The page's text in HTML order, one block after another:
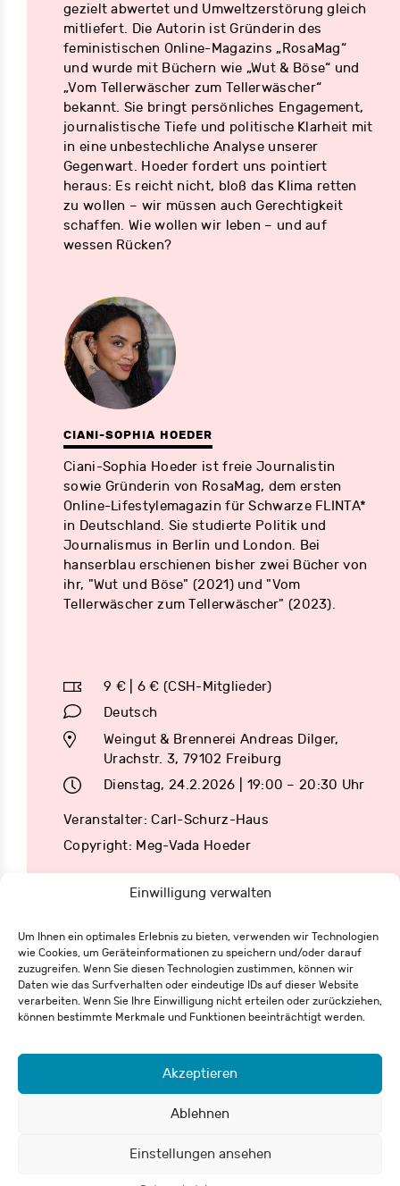
Einwilligung verwalten
Um Ihnen ein optimales Erlebnis zu bieten, verwenden wir Technologien
wie Cookies, um Geräteinformationen zu speichern und/oder darauf
zuzugreifen. Wenn Sie diesen Technologien zustimmen, können wir
Daten wie das Surfverhalten oder eindeutige IDs auf dieser Website
verarbeiten. Wenn Sie Ihre Einwilligung nicht erteilen oder zurückziehen,
können bestimmte Merkmale und Funktionen beeinträchtigt werden.
Akzeptieren
Ablehnen
Einstellungen ansehen
gezielt abwertet und Umweltzerstörung gleich
mitliefert. Die Autorin ist Gründerin des
feministischen Online-Magazins „RosaMag“
und wurde mit Büchern wie „Wut & Böse“ und
„Vom Tellerwäscher zum Tellerwäscher“
bekannt. Sie bringt persönliches Engagement,
journalistische Tiefe und politische Klarheit mit
in eine unbestechliche Analyse unserer
Gegenwart. Hoeder fordert uns pointiert
heraus: Es reicht nicht, bloß das Klima retten
zu wollen – wir müssen auch Gerechtigkeit
schaffen. Wie wollen wir leben – und auf
wessen Rücken?
CIANI-SOPHIA HOEDER
Ciani-Sophia Hoeder ist freie Journalistin
sowie Gründerin von RosaMag, dem ersten
Online-Lifestylemagazin für Schwarze FLINTA*
in Deutschland. Sie studierte Politik und
Journalismus in Berlin und London. Bei
hanserblau erschienen bisher zwei Bücher von
ihr, "Wut und Böse" (2021) und "Vom
Tellerwäscher zum Tellerwäscher" (2023).
9 € | 6 € (CSH-Mitglieder)
Deutsch
Weingut & Brennerei Andreas Dilger,
Urachstr. 3, 79102 Freiburg
Dienstag, 24.2.2026 | 19:00 – 20:30 Uhr
Veranstalter: Carl-Schurz-Haus
Copyright: Meg-Vada Hoeder
Eisenbahnstraße 62
79098 Freiburg
+49 761 55 65 27-0
Widerrufsformular
© 2026 Carl-Schurz-Haus / Deutsch-Amerikanisches Institut e.V.